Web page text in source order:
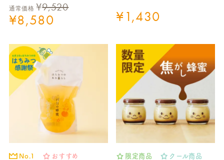
通常価格 ¥9,520
¥8,580 ¥1,430
No.1 おすすめ 限定商品 クール商品